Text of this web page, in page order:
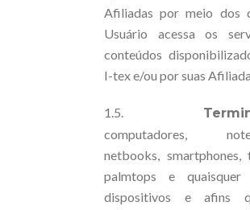
Afiliadas por meio dos
Usuário acessa os
conteúdos
I-tex e/ou por suas
1.5.
computadores,
netbooks, smartphones,
palmtops e quaisquer
dispositivos e afins